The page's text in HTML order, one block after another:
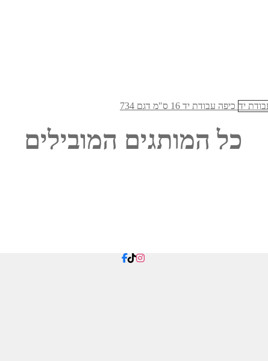
כיפה עבודת יד 16 ס"מ דגם 734
כל המותגים המובילים